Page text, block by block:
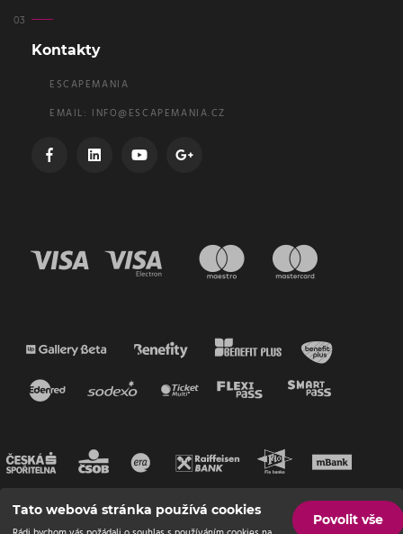
Kontakty
ESCAPEMANIA
EMAIL: INFO@ESCAPEMANIA.CZ
Tato webová stránka používá cookies
Povolit vše